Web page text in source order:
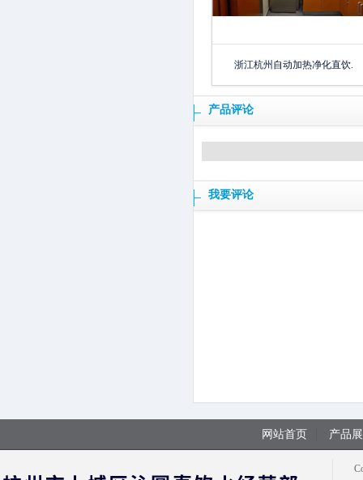
浙江杭州自动加热净化直饮.
产品评论
我要评论
网站首页 产品